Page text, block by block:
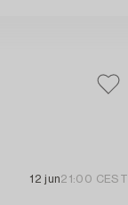
12 jun21:00 CEST